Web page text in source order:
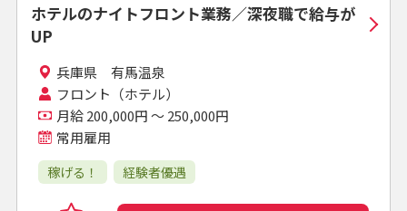
ホテルのナイトフロント業務／深夜職で給与が
UP
兵庫県 有馬温泉
フロント（ホテル）
月給 200,000円 ～ 250,000円
常用雇用
稼げる！ 経験者優遇